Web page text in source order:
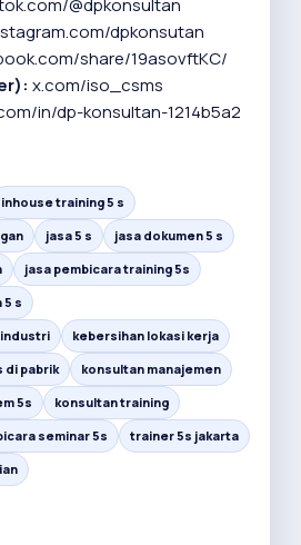
@dpkonsultan
dpkonsutan
share/19asovftKC/
x.com/iso_csms
in/dp-konsultan-1214b5a2
inhouse training 5 s
jasa 5 s
jasa dokumen 5 s
jasa pembicara training 5s
5 s
industri
kebersihan lokasi kerja
di pabrik
konsultan manajemen
5s
konsultan training
seminar 5s
trainer 5s jakarta